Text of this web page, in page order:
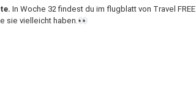
In Woche 32 findest du im flugblatt von Travel FREE
sie vielleicht haben.👀